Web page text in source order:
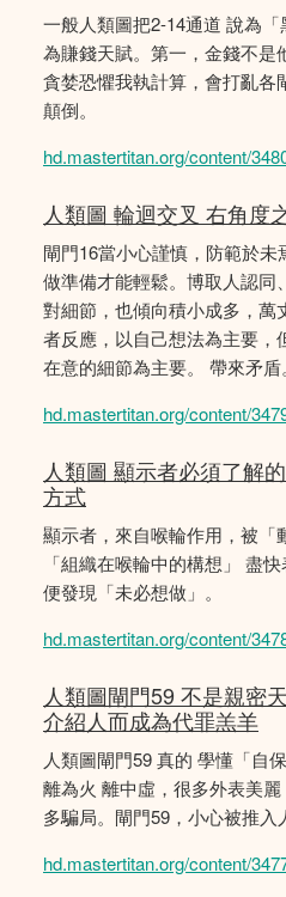
一般人類圖把2-14通道 說為
為賺錢天賦。第一，金錢不是
貪婪恐懼我執計算，會打亂各
顛倒。
hd.mastertitan.org/content/
人類圖 輪迴交叉 右角度
閘門16當小心謹慎，防範於
做準備才能輕鬆。博取人認同
對細節，也傾向積小成多，萬
者反應，以自己想法為主要，
在意的細節為主要。 帶來矛盾。
hd.mastertitan.org/content/
人類圖 顯示者必須了解
方式
顯示者，來自喉輪作用，被「
「組織在喉輪中的構想」 盡
便發現「未必想做」。
hd.mastertitan.org/content/
人類圖閘門59 不是親密
介紹人而成為代罪羔羊
人類圖閘門59 真的 學懂「自
離為火 離中虛，很多外表美
多騙局。閘門59，小心被推入
hd.mastertitan.org/content/